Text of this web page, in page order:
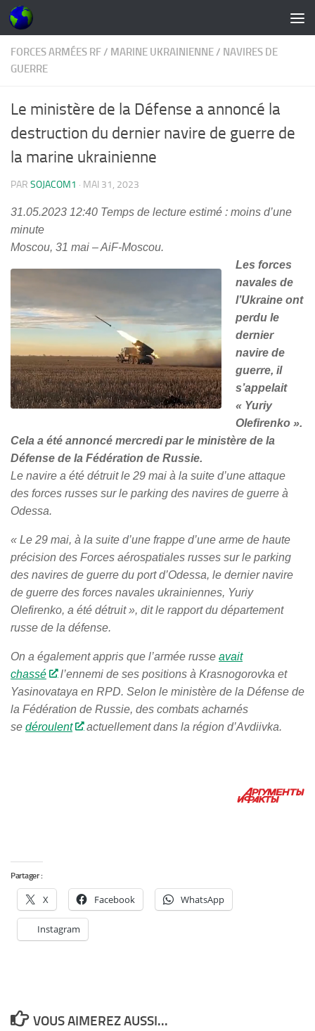
Skip to content
FORCES ARMÉES RF/ MARINE UKRAINIENNE/ NAVIRES DE
GUERRE
Le ministère de la Défense a annoncé la
destruction du dernier navire de guerre de
la marine ukrainienne
PAR SOJACOM1 · MAI 31, 2023
31.05.2023 12:40 Temps de lecture estimé : moins d’une
minute
Moscou, 31 mai – AiF-Moscou.
Les forces
navales de
l’Ukraine ont
perdu le
dernier
navire de
guerre, il
s’appelait
« Yuriy
Olefirenko ».
Cela a été annoncé mercredi par le ministère de la
Défense de la Fédération de Russie.
Le navire a été détruit le 29 mai à la suite d’une attaque
des forces russes sur le parking des navires de guerre à
Odessa.
« Le 29 mai, à la suite d’une frappe d’une arme de haute
précision des Forces aérospatiales russes sur le parking
des navires de guerre du port d’Odessa, le dernier navire
de guerre des forces navales ukrainiennes, Yuriy
Olefirenko, a été détruit », dit le rapport du département
russe de la défense.
On a également appris que l’armée russe avait
chassé
l’ennemi de ses positions à Krasnogorovka et
Yasinovataya en RPD. Selon le ministère de la Défense de
la Fédération de Russie, des combats acharnés
se déroulent actuellement dans la région d’Avdiivka.
Partager :
X Facebook WhatsApp
Instagram
VOUS AIMEREZ AUSSI...